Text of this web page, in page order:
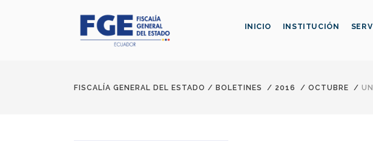
INICIO INSTITUCIÓN
FISCALÍA GENERAL DEL ESTADO / BOLETINES / 2016 / OCTUBRE /